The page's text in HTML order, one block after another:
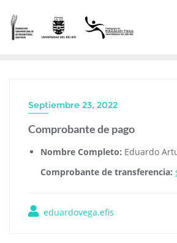
Septiembre 23, 2022
Comprobante de pago
Nombre Completo: Eduardo
Comprobante de transferencia:
eduardovega.efis